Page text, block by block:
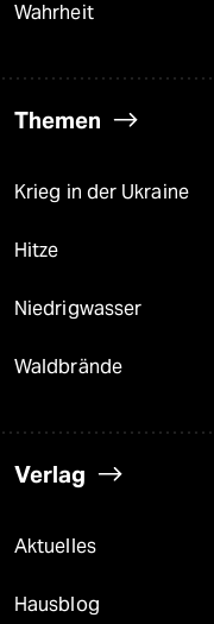
Wahrheit
Themen
Krieg in der Ukraine
Hitze
Niedrigwasser
Waldbrände
Verlag
Aktuelles
Hausblog